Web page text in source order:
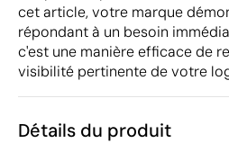
cet article, votre marque
répondant à un besoin
c'est une manière efficace de
visibilité pertinente de votre
Détails du produit